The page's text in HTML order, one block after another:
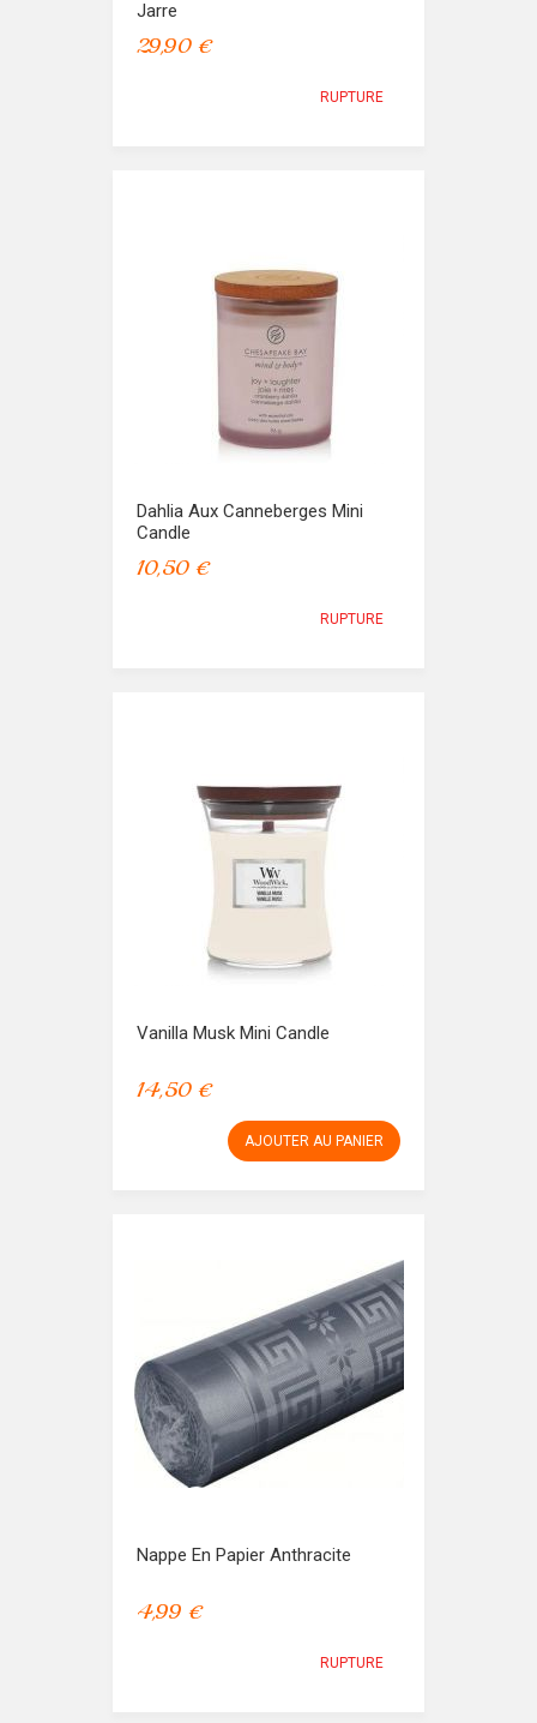
Jarre
29,90 €
RUPTURE
Dahlia Aux Canneberges Mini
Candle
10,50 €
RUPTURE
Vanilla Musk Mini Candle
14,50 €
AJOUTER AU PANIER
Nappe En Papier Anthracite
4,99 €
RUPTURE